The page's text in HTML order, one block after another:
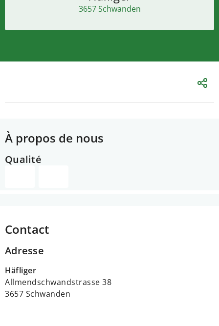
3657 Schwanden
À propos de nous
Qualité
Contact
Adresse
Häfliger
Allmendschwandstrasse 38
3657 Schwanden